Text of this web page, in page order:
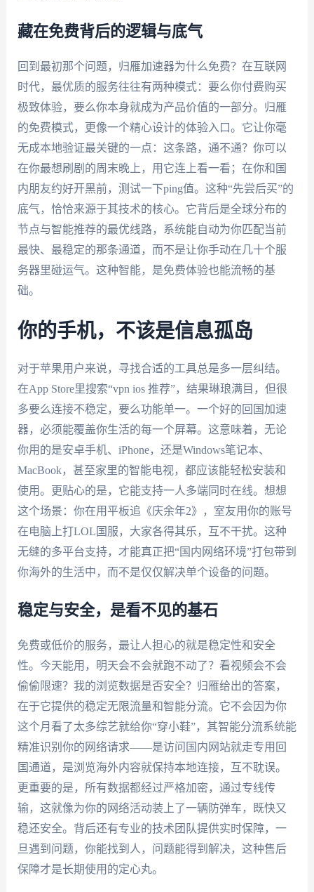
藏在免费背后的逻辑与底气
回到最初那个问题，归雁加速器为什么免费？在互联网
时代，最优质的服务往往有两种模式：要么你付费购买
极致体验，要么你本身就成为产品价值的一部分。归雁
的免费模式，更像一个精心设计的体验入口。它让你毫
无成本地验证最关键的一点：这条路，通不通？你可以
在你最想刷剧的周末晚上，用它连上看一看；在你和国
内朋友约好开黑前，测试一下ping值。这种“先尝后买”的
底气，恰恰来源于其技术的核心。它背后是全球分布的
节点与智能推荐的最优线路，系统能自动为你匹配当前
最快、最稳定的那条通道，而不是让你手动在几十个服
务器里碰运气。这种智能，是免费体验也能流畅的基
础。
你的手机，不该是信息孤岛
对于苹果用户来说，寻找合适的工具总是多一层纠结。
在App Store里搜索“vpn ios 推荐”，结果琳琅满目，但很
多要么连接不稳定，要么功能单一。一个好的回国加速
器，必须能覆盖你生活的每一个屏幕。这意味着，无论
你用的是安卓手机、iPhone，还是Windows笔记本、
MacBook，甚至家里的智能电视，都应该能轻松安装和
使用。更贴心的是，它能支持一人多端同时在线。想想
这个场景：你在用平板追《庆余年2》，室友用你的账号
在电脑上打LOL国服，大家各得其乐，互不干扰。这种
无缝的多平台支持，才能真正把“国内网络环境”打包带到
你海外的生活中，而不是仅仅解决单个设备的问题。
稳定与安全，是看不见的基石
免费或低价的服务，最让人担心的就是稳定性和安全
性。今天能用，明天会不会就跑不动了？看视频会不会
偷偷限速？我的浏览数据是否安全？归雁给出的答案，
在于它提供的稳定无限流量和智能分流。它不会因为你
这个月看了太多综艺就给你“穿小鞋”，其智能分流系统能
精准识别你的网络请求——是访问国内网站就走专用回
国通道，是浏览海外内容就保持本地连接，互不耽误。
更重要的是，所有数据都经过严格加密，通过专线传
输，这就像为你的网络活动装上了一辆防弹车，既快又
稳还安全。背后还有专业的技术团队提供实时保障，一
旦遇到问题，你能找到人，问题能得到解决，这种售后
保障才是长期使用的定心丸。